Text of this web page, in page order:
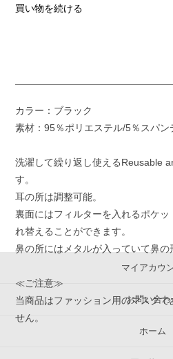
買い物を続ける
カラー：ブラック
素材：95％ポリエステル/5％スパン
洗濯して繰り返し使えるReusable
す。
耳の所は調整可能。
裏面にはフィルターを入れるポケッ
れ替えることができます。
鼻の所にはメタルが入っていて鼻の
≪ご注意≫
当商品はファッション用のマスク
せん。
マイアカウ
お問い合わ
ホーム